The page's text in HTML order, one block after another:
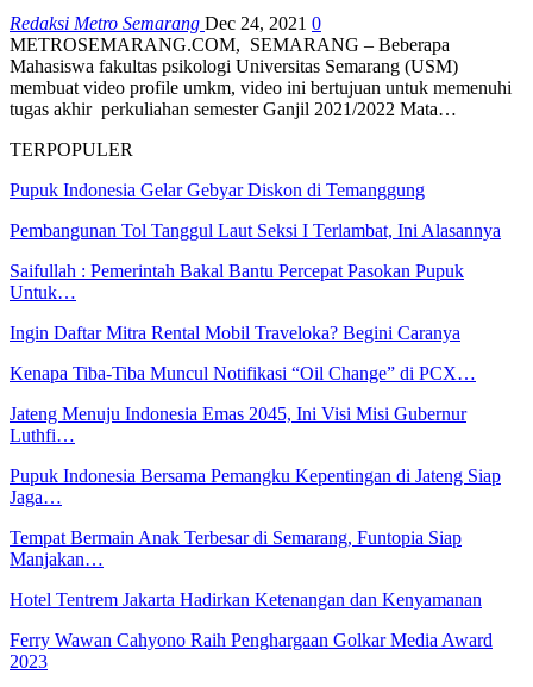
Redaksi Metro Semarang Dec 24, 2021 0
METROSEMARANG.COM, SEMARANG – Beberapa
Mahasiswa fakultas psikologi Universitas Semarang (USM)
membuat video profile umkm, video ini bertujuan untuk memenuhi
tugas akhir perkuliahan semester Ganjil 2021/2022 Mata…
TERPOPULER
Pupuk Indonesia Gelar Gebyar Diskon di Temanggung
Pembangunan Tol Tanggul Laut Seksi I Terlambat, Ini Alasannya
Saifullah : Pemerintah Bakal Bantu Percepat Pasokan Pupuk
Untuk…
Ingin Daftar Mitra Rental Mobil Traveloka? Begini Caranya
Kenapa Tiba-Tiba Muncul Notifikasi “Oil Change” di PCX…
Jateng Menuju Indonesia Emas 2045, Ini Visi Misi Gubernur
Luthfi…
Pupuk Indonesia Bersama Pemangku Kepentingan di Jateng Siap
Jaga…
Tempat Bermain Anak Terbesar di Semarang, Funtopia Siap
Manjakan…
Hotel Tentrem Jakarta Hadirkan Ketenangan dan Kenyamanan
Ferry Wawan Cahyono Raih Penghargaan Golkar Media Award
2023